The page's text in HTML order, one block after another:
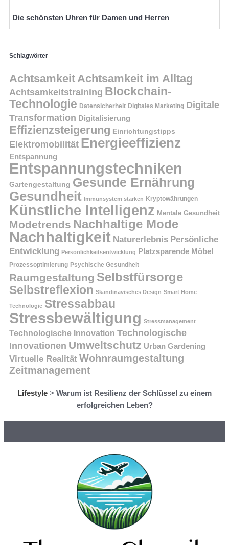
Die schönsten Uhren für Damen und Herren
Schlagwörter
Achtsamkeit Achtsamkeit im Alltag
Achtsamkeitstraining Blockchain-
Technologie Datensicherheit Digitales Marketing Digitale
Transformation Digitalisierung
Effizienzsteigerung Einrichtungstipps
Elektromobilität Energieeffizienz
Entspannung
Entspannungstechniken
Gartengestaltung Gesunde Ernährung
Gesundheit Immunsystem stärken Kryptowährungen
Künstliche Intelligenz Mentale Gesundheit
Modetrends Nachhaltige Mode
Nachhaltigkeit Naturerlebnis Persönliche
Entwicklung Persönlichkeitsentwicklung Platzsparende Möbel
Prozessoptimierung Psychische Gesundheit
Raumgestaltung Selbstfürsorge
Selbstreflexion Skandinavisches Design Smart Home
Technologie Stressabbau
Stressbewältigung Stressmanagement
Technologische Innovation Technologische
Innovationen Umweltschutz Urban Gardening
Virtuelle Realität Wohnraumgestaltung
Zeitmanagement
Lifestyle > Warum ist Resilienz der Schlüssel zu einem
erfolgreichen Leben?